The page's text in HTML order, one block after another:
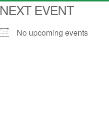
NEXT EVENT
No upcoming events